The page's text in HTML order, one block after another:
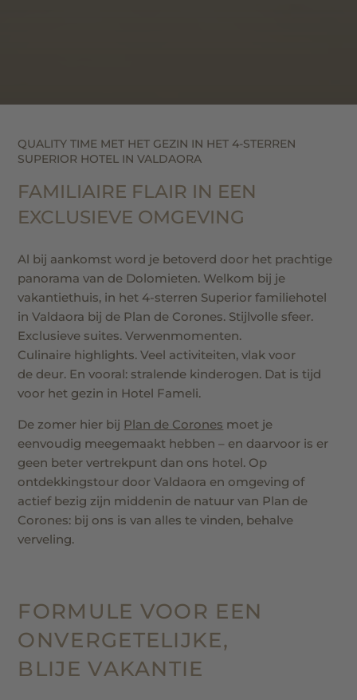
QUALITY TIME MET HET GEZIN IN HET 4-STERREN
SUPERIOR HOTEL IN VALDAORA
FAMILIAIRE FLAIR IN EEN
EXCLUSIEVE OMGEVING
Al bij aankomst word je betoverd door het prachtige
panorama van de Dolomieten. Welkom bij je
vakantiethuis, in het 4-sterren Superior familiehotel
in Valdaora bij de Plan de Corones. Stijlvolle sfeer.
Exclusieve suites. Verwenmomenten.
Culinaire highlights. Veel activiteiten, vlak voor
de deur. En vooral: stralende kinderogen. Dat is tijd
voor het gezin in Hotel Fameli.
De zomer hier bij Plan de Corones moet je
eenvoudig meegemaakt hebben – en daarvoor is er
geen beter vertrekpunt dan ons hotel. Op
ontdekkingstour door Valdaora en omgeving of
actief bezig zijn middenin de natuur van Plan de
Corones: bij ons is van alles te vinden, behalve
verveling.
FORMULE VOOR EEN
ONVERGETELIJKE,
BLIJE VAKANTIE